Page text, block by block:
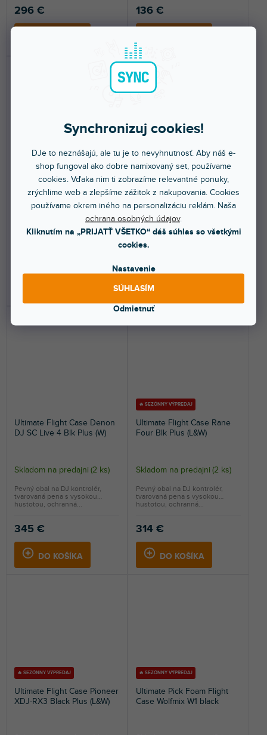
Synchronizuj cookies!
DJe to neznášajú, ale tu je to nevyhnutnosť. Aby náš e-
shop fungoval ako dobre namixovaný set, používame
cookies. Vďaka nim ti zobrazíme relevantné ponuky,
zrýchlime web a zlepšíme zážitok z nakupovania. Cookies
používame okrem iného na personalizáciu reklám. Naša
ochrana osobných údajov.
Kliknutím na „PRIJATŤ VŠETKO“ dáš súhlas so všetkými
cookies.
Nastavenie
Odmietnuť
SÚHLASÍM
296 € 136 €
Flightcase P-DDJ-FLX10
Plus NSE
Skladom na predajni 1 ks )
Prepravný kufor na midikontrolér
Pioneer DDJ-FLX10. Farba
čierna.
DJ-Controller Workstation
MC-4000
Skladom na predajni 1 ks )
Workstation pre kontrolér
Denon MC-4000 z vinylom
laminovanej preglejky.
Ultimate Flight Case Denon
DJ SC Live 4 Blk Plus (W)
Skladom na predajni (2 ks)
345 €
DO KOŠÍKA
Pevný obal na DJ kontrolér,
tvarovaná pena s vysokou
hustotou, ochranná...
🔥 SEZÓNNY VÝPREDAJ
Ultimate Flight Case Rane
Four Blk Plus (L&W)
Skladom na predajni (2 ks)
314 €
DO KOŠÍKA
Pevný obal na DJ kontrolér,
tvarovaná pena s vysokou
hustotou, ochranná...
🔥 SEZÓNNY VÝPREDAJ
Ultimate Flight Case Pioneer
XDJ-RX3 Black Plus (L&W)
🔥 SEZÓNNY VÝPREDAJ
Ultimate Pick Foam Flight
Case Wolfmix W1 black